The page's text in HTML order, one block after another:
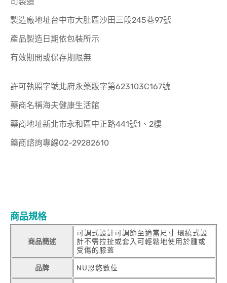
製造廠地址台中市大肚區沙田三段245巷97號
產品製造日期依包裝所示
有效期間或保存期限無
許可執照字號北府永藥販字第623103C167號
藥商名稱海夫健康生活館
藥商地址新北市永和區中正路441號1、2樓
藥商諮詢專線02-29282610
商品規格
商品簡述
可調式設計可調節至適當尺寸 環繞式設
計不需拉扯或套入可輕鬆地使用於腫或
受傷的膝蓋
品牌 NU恩悠數位